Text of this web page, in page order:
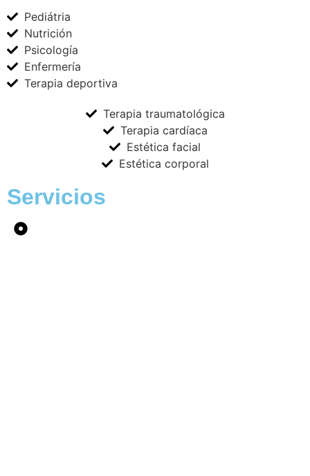
Pediátria
Nutrición
Psicología
Enfermería
Terapia deportiva
Terapia traumatológica
Terapia cardíaca
Estética facial
Estética corporal
Servicios